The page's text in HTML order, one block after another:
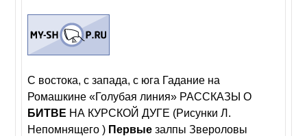
С востока, с запада, с юга Гадание на
Ромашкине «Голубая линия» РАССКАЗЫ О
БИТВЕ НА КУРСКОЙ ДУГЕ (Рисунки Л.
Непомнящего ) Первые залпы Звероловы